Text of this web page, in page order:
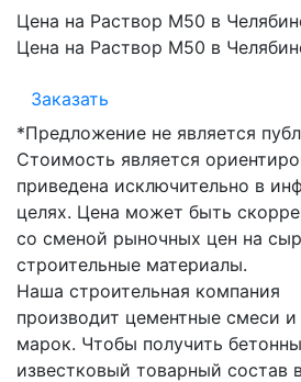
Цена на Раствор М50 в
Цена на Раствор М50 в
Заказать
*Предложение не является
Стоимость является
приведена исключительно в
целях. Цена может быть
со сменой рыночных цен на
строительные материалы.
Наша строительная компания
производит цементные смеси
марок. Чтобы получить
известковый товарный состав